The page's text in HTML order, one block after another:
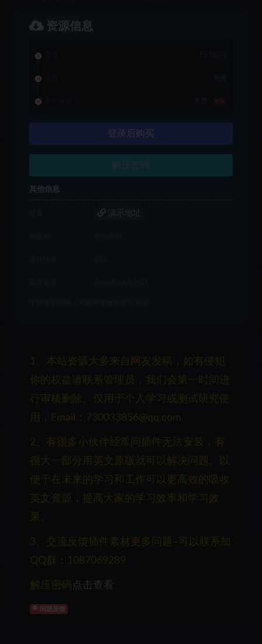
资源信息
推荐
登录后购买
解压密码
其他信息
演示地址
1、本站资源大多来自网友发稿，如有侵犯
你的权益请联系管理员，我们会第一时间进
行审核删除。仅用于个人学习或测试研究使
用，Email：730033856@qq.com
2、有很多小伙伴经常问插件无法安装，有
很大一部分用英文原版就可以解决问题。以
便于在未来的学习和工作可以更高效的吸收
英文资源，提高大家的学习效率和学习效
果。
3、交流反馈插件素材更多问题~可以联系加
QQ群：1087069289
解压密码 点击查看
问题反馈